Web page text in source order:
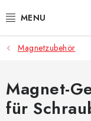
Inhalt
HAUPTKATEGORIE
MAGNETISCHE
Magnetzubehör
Magnet-
für